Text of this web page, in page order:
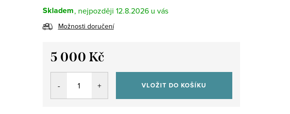
Skladem 12.8.2026
Možnosti doručení
5 000 Kč
Měrná
VLOŽIT DO KOŠÍKU